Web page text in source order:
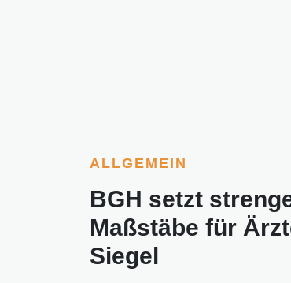
ALLGEMEIN
BGH setzt
Maßstäbe für
Siegel